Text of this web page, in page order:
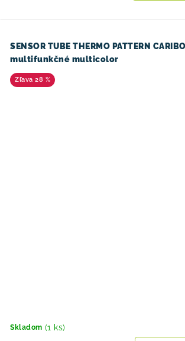
SENSOR TUBE THERMO PATTERN
multifunkčné multicolor
28 %
Skladom (1 ks)